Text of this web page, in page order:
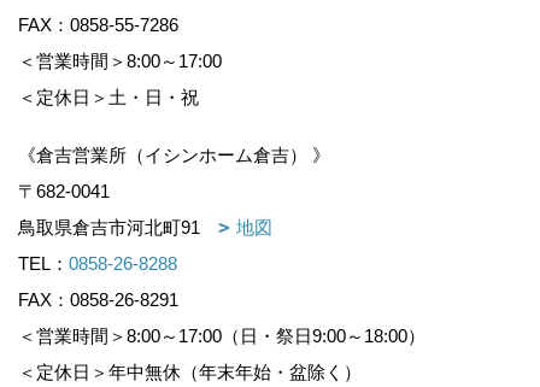
FAX：0858-55-7286
＜営業時間＞8:00～17:00
＜定休日＞土・日・祝
《倉吉営業所（イシンホーム倉吉） 》
〒682-0041
鳥取県倉吉市河北町91
地図
TEL： 0858-26-8288
FAX：0858-26-8291
＜営業時間＞8:00～17:00（日・祭日9:00～18:00）
＜定休日＞年中無休（年末年始・盆除く）